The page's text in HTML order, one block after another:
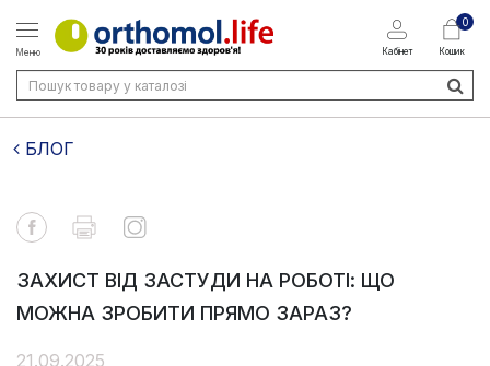
Меню Кабінет
0
Кошик
БЛОГ
ЗАХИСТ ВІД ЗАСТУДИ НА РОБОТІ: ЩО
МОЖНА ЗРОБИТИ ПРЯМО ЗАРАЗ?
21.09.2025